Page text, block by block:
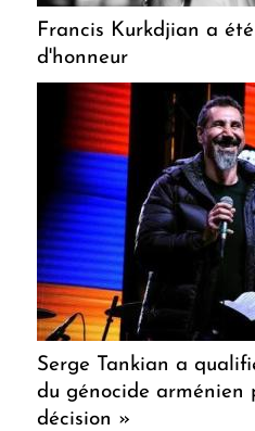
Francis Kurkdjian a
d'honneur
Serge Tankian a
du génocide arménien
décision »